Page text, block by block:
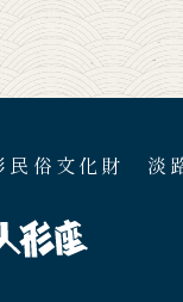
民俗文化財 淡